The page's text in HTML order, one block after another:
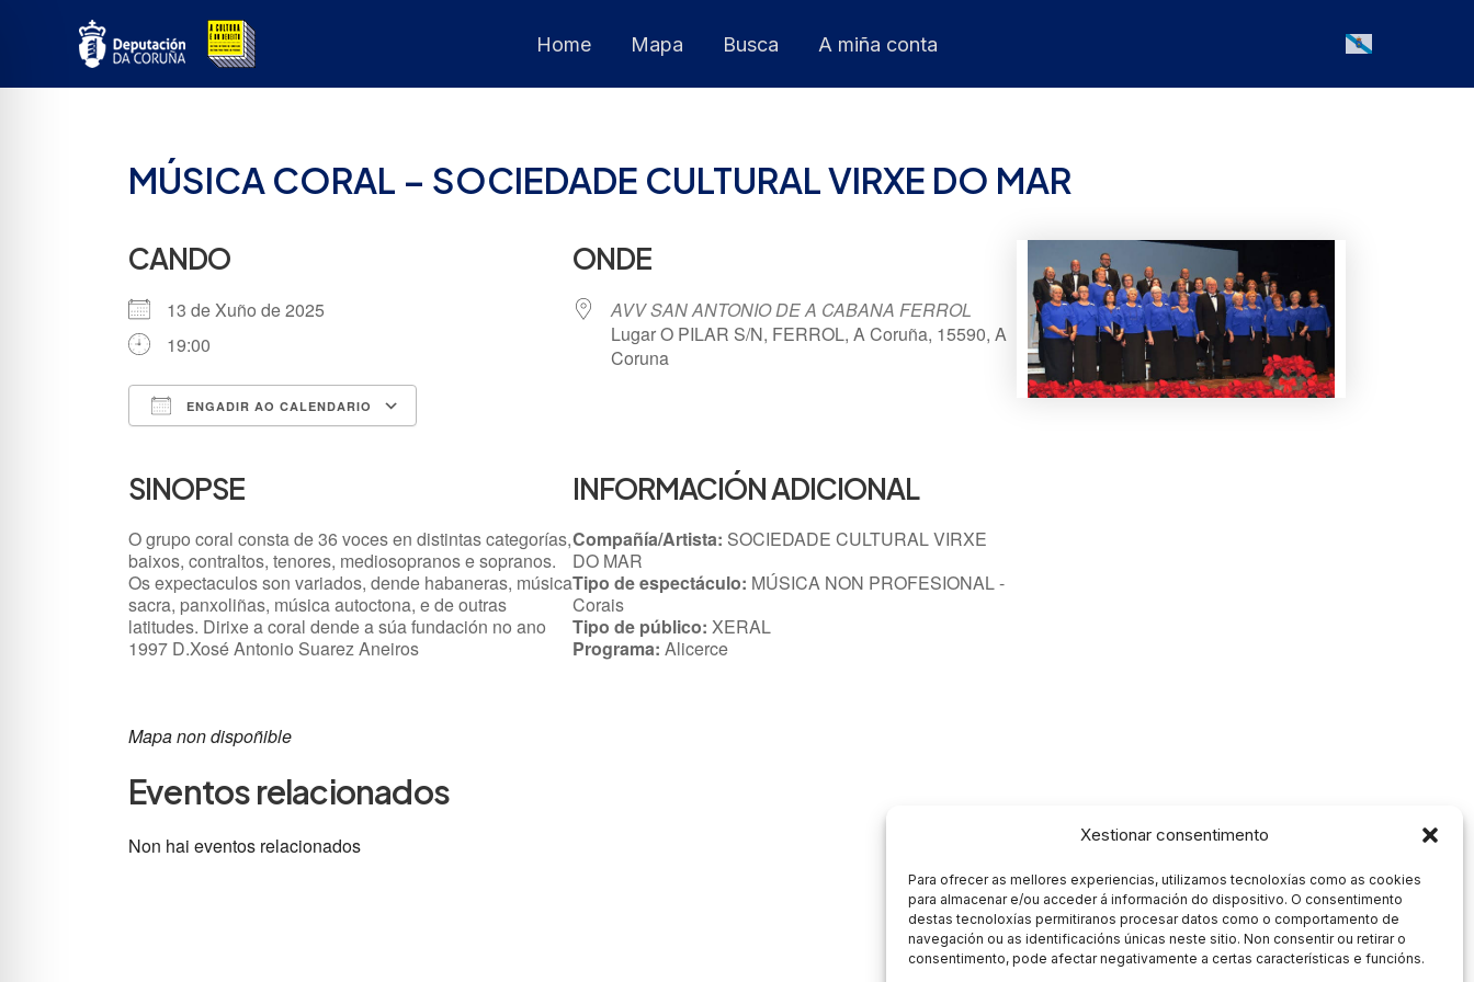
Xestionar consentimento
Para ofrecer as mellores experiencias, utilizamos tecnoloxías como as cookies
para almacenar e/ou acceder á información do dispositivo. O consentimento
destas tecnoloxías permitiranos procesar datos como o comportamento de
navegación ou as identificacións únicas neste sitio. Non consentir ou retirar o
consentimento, pode afectar negativamente a certas características e funcións.
Home Mapa Busca A miña conta
Galician
MÚSICA CORAL – SOCIEDADE CULTURAL VIRXE DO MAR
CANDO
13 de Xuño de 2025
19:00
ENGADIR AO CALENDARIO
ONDE
AVV SAN ANTONIO DE A CABANA FERROL
Lugar O PILAR S/N, FERROL, A Coruña, 15590, A
Coruna
SINOPSE
O grupo coral consta de 36 voces en distintas categorías,
baixos, contraltos, tenores, mediosopranos e sopranos.
Os expectaculos son variados, dende habaneras, música
sacra, panxoliñas, música autoctona, e de outras
latitudes. Dirixe a coral dende a súa fundación no ano
1997 D.Xosé Antonio Suarez Aneiros
INFORMACIÓN ADICIONAL
Compañía/Artista: SOCIEDADE CULTURAL VIRXE
DO MAR
Tipo de espectáculo: MÚSICA NON PROFESIONAL -
Corais
Tipo de público: XERAL
Programa: Alicerce
Mapa non dispoñible
Eventos relacionados
Non hai eventos relacionados